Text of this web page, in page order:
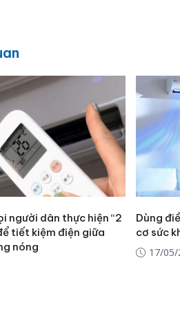
người dân thực hiện “2
tiết kiệm điện giữa
nóng
Dùng
cơ sức
17/05/